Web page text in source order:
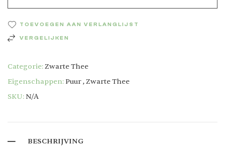
TOEVOEGEN AAN VERLANGLIJST
VERGELIJKEN
Categorie:Zwarte Thee
Eigenschappen: Puur,Zwarte Thee
SKU: N/A
BESCHRIJVING